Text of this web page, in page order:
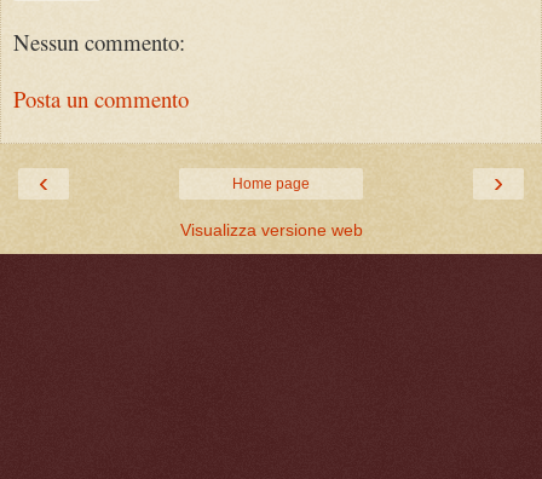
Nessun commento:
Posta un commento
‹ ›
Home page
Visualizza versione web